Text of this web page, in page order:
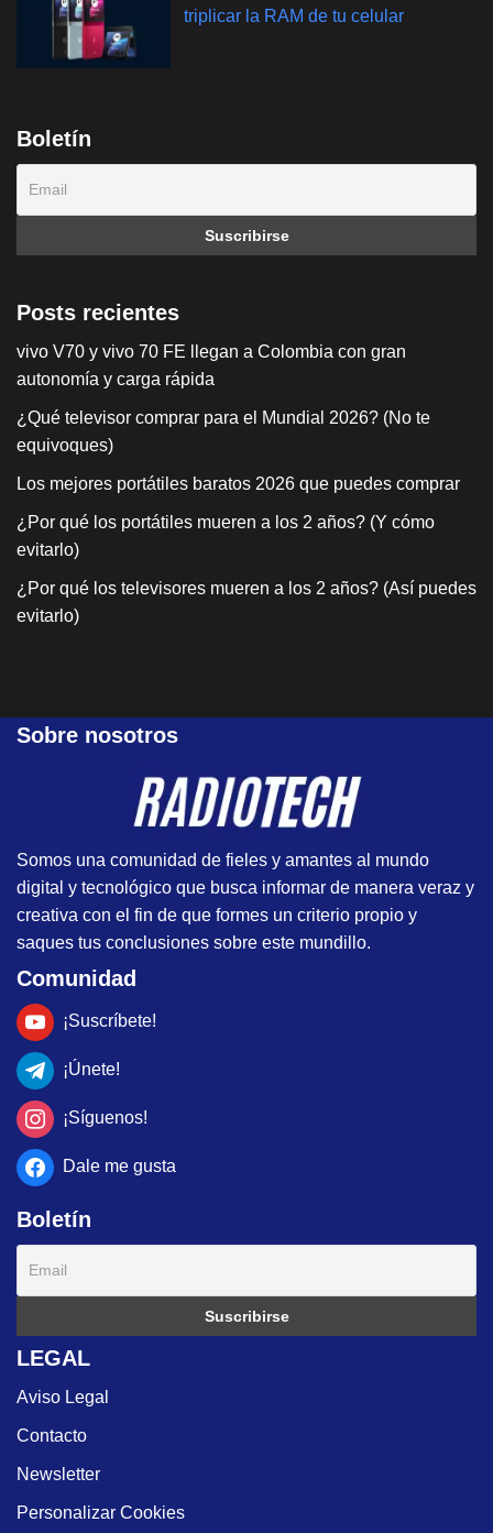
triplicar la RAM de tu celular
Boletín
Posts recientes
vivo V70 y vivo 70 FE llegan a Colombia con gran
autonomía y carga rápida
¿Qué televisor comprar para el Mundial 2026? (No te
equivoques)
Los mejores portátiles baratos 2026 que puedes comprar
¿Por qué los portátiles mueren a los 2 años? (Y cómo
evitarlo)
¿Por qué los televisores mueren a los 2 años? (Así puedes
evitarlo)
Sobre nosotros
Somos una comunidad de fieles y amantes al mundo
digital y tecnológico que busca informar de manera veraz y
creativa con el fin de que formes un criterio propio y
saques tus conclusiones sobre este mundillo.
Comunidad
¡Suscríbete!
¡Únete!
¡Síguenos!
Dale me gusta
Boletín
LEGAL
Aviso Legal
Contacto
Newsletter
Personalizar Cookies